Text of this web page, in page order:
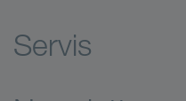
Servis